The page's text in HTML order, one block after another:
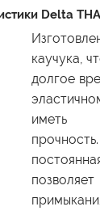
Delta
каучука,
долгое
иметь